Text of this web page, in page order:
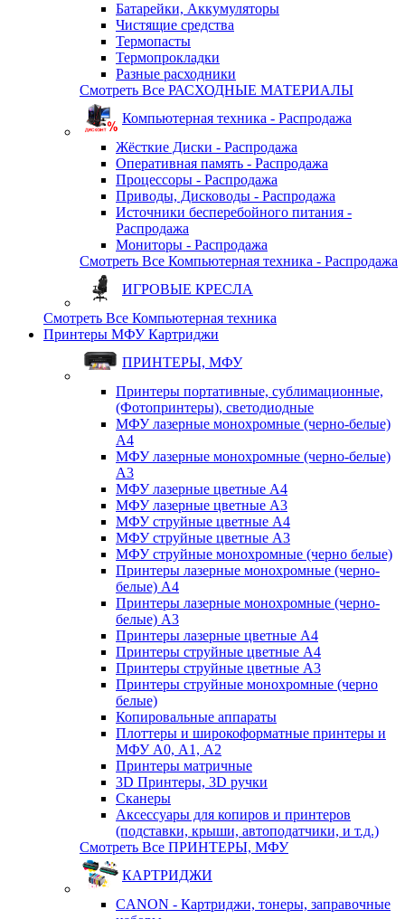
Батарейки, Аккумуляторы
Чистящие средства
Термопасты
Термопрокладки
Разные расходники
Смотреть Все РАСХОДНЫЕ МАТЕРИАЛЫ
Компьютерная техника - Распродажа
Жёсткие Диски - Распродажа
Оперативная память - Распродажа
Процессоры - Распродажа
Приводы, Дисководы - Распродажа
Источники бесперебойного питания -
Распродажа
Мониторы - Распродажа
Смотреть Все Компьютерная техника - Распродажа
ИГРОВЫЕ КРЕСЛА
Смотреть Все Компьютерная техника
Принтеры МФУ Картриджи
ПРИНТЕРЫ, МФУ
Принтеры портативные, сублимационные,
(Фотопринтеры), светодиодные
МФУ лазерные монохромные (черно-белые)
A4
МФУ лазерные монохромные (черно-белые)
A3
МФУ лазерные цветные A4
МФУ лазерные цветные A3
МФУ струйные цветные A4
МФУ струйные цветные A3
МФУ струйные монохромные (черно белые)
Принтеры лазерные монохромные (черно-
белые) A4
Принтеры лазерные монохромные (черно-
белые) A3
Принтеры лазерные цветные A4
Принтеры струйные цветные A4
Принтеры струйные цветные A3
Принтеры струйные монохромные (черно
белые)
Копировальные аппараты
Плоттеры и широкоформатные принтеры и
МФУ А0, А1, А2
Принтеры матричные
3D Принтеры, 3D ручки
Сканеры
Аксессуары для копиров и принтеров
(подставки, крыши, автоподатчики, и т.д.)
Смотреть Все ПРИНТЕРЫ, МФУ
КАРТРИДЖИ
CANON - Картриджи, тонеры, заправочные